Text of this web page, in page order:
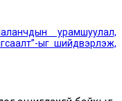
урамшуулал,
ыг шийдвэрлэж,